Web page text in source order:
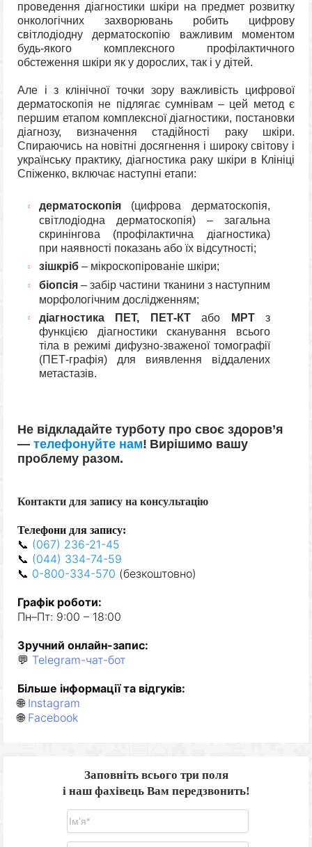
проведення діагностики шкіри на предмет розвитку
онкологічних захворювань робить цифрову
світлодіодну дерматоскопію важливим моментом
будь-якого комплексного профілактичного
обстеження шкіри як у дорослих, так і у дітей.
Але і з клінічної точки зору важливість цифрової
дерматоскопія не підлягає сумнівам – цей метод є
першим етапом комплексної діагностики, постановки
діагнозу, визначення стадійності раку шкіри.
Спираючись на новітні досягнення і широку світову і
українську практику, діагностика раку шкіри в Клініці
Спіженко, включає наступні етапи:
дерматоскопія(цифрова дерматоскопія,
світлодіодна дерматоскопія) – загальна
скринінгова (профілактична діагностика)
при наявності показань або їх відсутності;
зішкріб– мікроскопірованіе шкіри;
біопсія– забір частини тканини з наступним
морфологічним дослідженням;
діагностика ПЕТ, ПЕТ-КТабо МРТз
функцією діагностики сканування всього
тіла в режимі дифузно-зваженої томографії
(ПЕТ-графія) для виявлення віддалених
метастазів.
Не відкладайте турботу про своє здоров’я
— телефонуйте нам! Вирішимо вашу
проблему разом.
Контакти для запису на консультацію
Телефони для запису:
📞 (067) 236-21-45
📞 (044) 334-74-59
📞 0-800-334-570 (безкоштовно)
Графік роботи:
Пн–Пт: 9:00 – 18:00
Зручний онлайн-запис:
💬 Telegram-чат-бот
Більше інформації та відгуків:
🌐 Instagram
🌐 Facebook
Заповніть всього три поля
і наш фахівець Вам передзвонить!